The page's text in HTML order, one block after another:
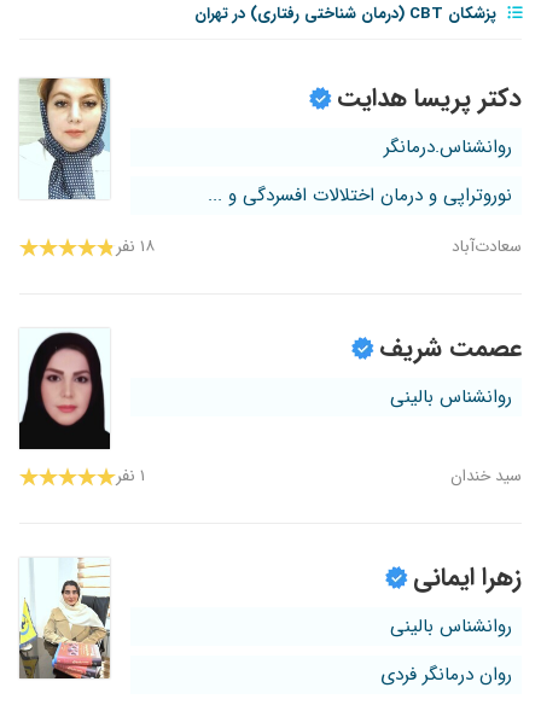
پزشکان CBT (درمان شناختی رفتاری) در تهران
دکتر پریسا هدایت
روانشناس.درمانگر
نوروتراپی و درمان اختلالات افسردگی و ...
سعادت‌آباد ۱۸ نفر
عصمت شریف
روانشناس بالینی
سید خندان ۱ نفر
زهرا ایمانی
روانشناس بالینی
روان درمانگر فردی